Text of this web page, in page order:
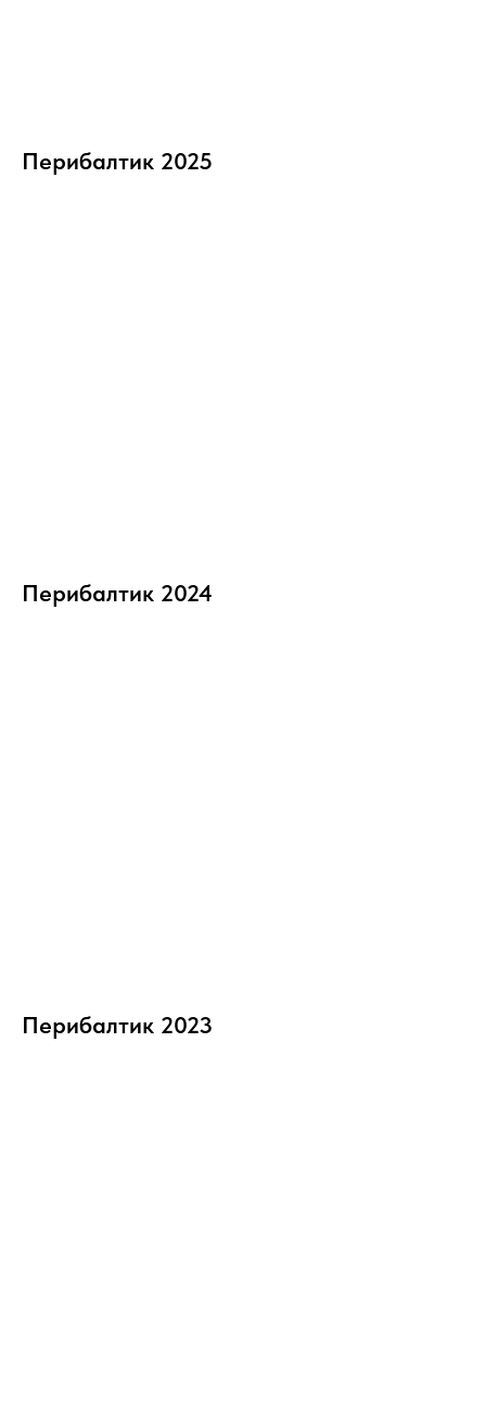
Перибалтик 2025
Перибалтик 2024
Перибалтик 2023